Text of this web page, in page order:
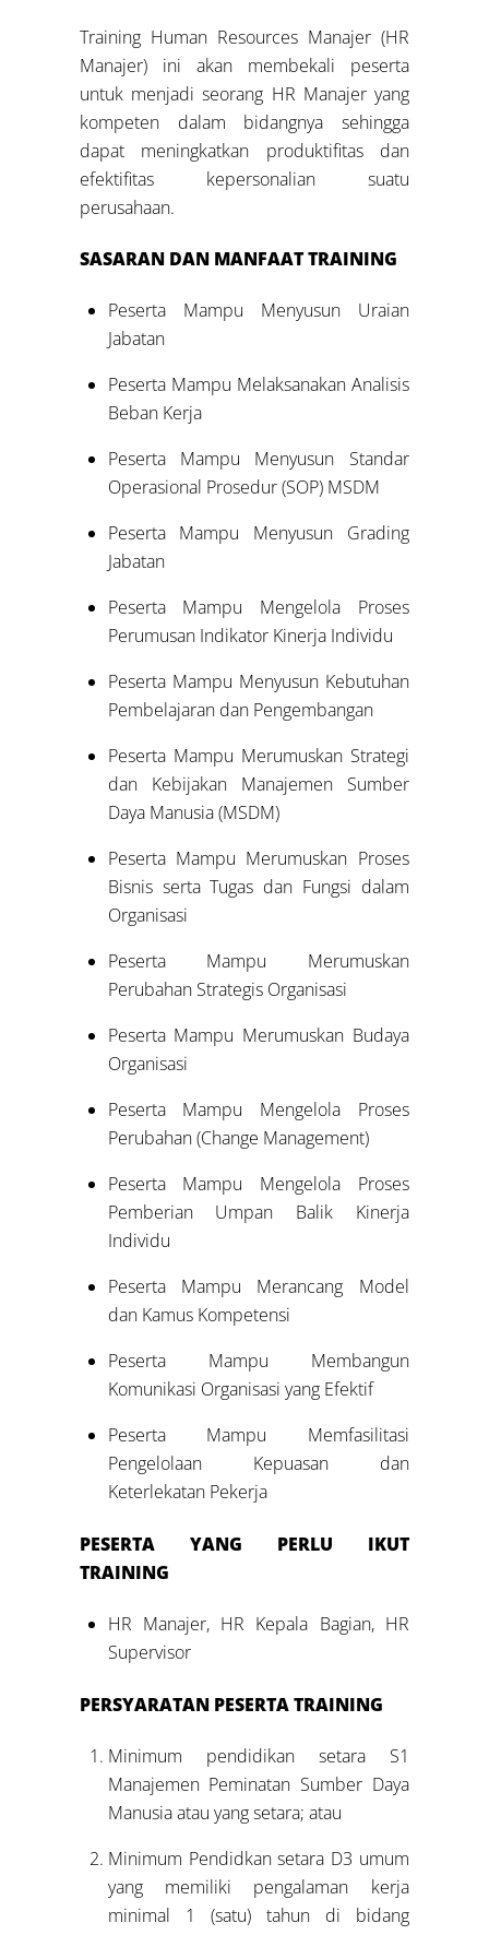
Training Human Resources Manajer (HR
Manajer) ini akan membekali peserta
untuk menjadi seorang HR Manajer yang
kompeten dalam bidangnya sehingga
dapat meningkatkan produktifitas dan
efektifitas kepersonalian suatu
perusahaan.
SASARAN DAN MANFAATTRAINING
Peserta Mampu Menyusun Uraian
Jabatan
Peserta Mampu Melaksanakan Analisis
Beban Kerja
Peserta Mampu Menyusun Standar
Operasional Prosedur (SOP) MSDM
Peserta Mampu Menyusun Grading
Jabatan
Peserta Mampu Mengelola Proses
Perumusan Indikator Kinerja Individu
Peserta Mampu Menyusun Kebutuhan
Pembelajaran dan Pengembangan
Peserta Mampu Merumuskan Strategi
dan Kebijakan Manajemen Sumber
Daya Manusia (MSDM)
Peserta Mampu Merumuskan Proses
Bisnis serta Tugas dan Fungsi dalam
Organisasi
Peserta Mampu Merumuskan
Perubahan Strategis Organisasi
Peserta Mampu Merumuskan Budaya
Organisasi
Peserta Mampu Mengelola Proses
Perubahan (Change Management)
Peserta Mampu Mengelola Proses
Pemberian Umpan Balik Kinerja
Individu
Peserta Mampu Merancang Model
dan Kamus Kompetensi
Peserta Mampu Membangun
Komunikasi Organisasi yang Efektif
Peserta Mampu Memfasilitasi
Pengelolaan Kepuasan dan
Keterlekatan Pekerja
PESERTA YANG PERLU IKUT
TRAINING
HR Manajer, HR Kepala Bagian, HR
Supervisor
PERSYARATAN PESERTA TRAINING
Minimum pendidikan setara S1
Manajemen Peminatan Sumber Daya
Manusia atau yang setara; atau
Minimum Pendidkan setara D3 umum
yang memiliki pengalaman kerja
minimal 1 (satu) tahun di bidang